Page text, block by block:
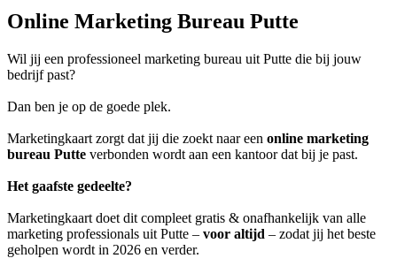
Online Marketing Bureau Putte
Wil jij een professioneel marketing bureau uit Putte die bij jouw
bedrijf past?
Dan ben je op de goede plek.
Marketingkaart zorgt dat jij die zoekt naar een online marketing
bureau Putte verbonden wordt aan een kantoor dat bij je past.
Het gaafste gedeelte?
Marketingkaart doet dit compleet gratis & onafhankelijk van alle
marketing professionals uit Putte – voor altijd – zodat jij het beste
geholpen wordt in 2026 en verder.